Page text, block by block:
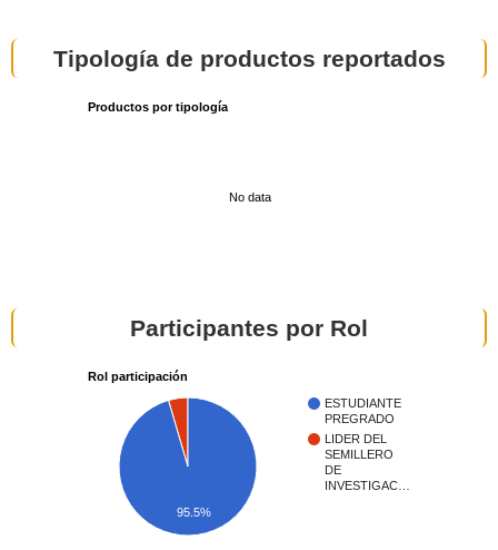
Tipología de productos reportados
Productos por tipología
No data
Participantes por Rol
Rol participación
ESTUDIANTE
PREGRADO
LIDER DEL
SEMILLERO
DE
INVESTIGAC…
95.5%